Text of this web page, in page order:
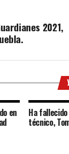
2021,
en Ha
técnico,